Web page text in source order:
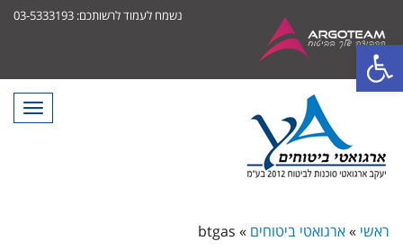
פתח סרגל נגישות
נשמח לעמוד לרשותכם: 03-5333193
ראשי »ארגואטי ביטוחים »
btgas